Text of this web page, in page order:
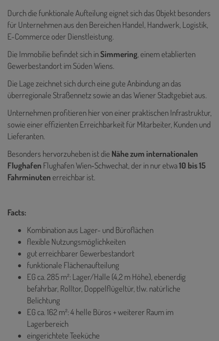
Durch die funktionale Aufteilung eignet sich das Objekt besonders
für Unternehmen aus den Bereichen Handel, Handwerk, Logistik,
E-Commerce oder Dienstleistung.
Die Immobilie befindet sich inSimmering, einem etablierten
Gewerbestandort im Süden Wiens.
Die Lage zeichnet sich durch eine gute Anbindung an das
überregionale Straßennetz sowie an das Wiener Stadtgebiet aus.
Unternehmen profitieren hier von einer praktischen Infrastruktur,
sowie einer effizienten Erreichbarkeit für Mitarbeiter, Kunden und
Lieferanten.
Besonders hervorzuheben ist die Nähe zum internationalen
Flughafen Flughafen Wien‑Schwechat, der in nur etwa10 bis 15
Fahrminuten erreichbar ist.
Facts:
Kombination aus Lager- und Büroflächen
flexible Nutzungsmöglichkeiten
gut erreichbarer Gewerbestandort
funktionale Flächenaufteilung
EG ca. 285 m²: Lager/Halle (4,2 m Höhe), ebenerdig
befahrbar, Rolltor, Doppelflügeltür, tlw. natürliche
Belichtung
EG ca. 162 m²: 4 helle Büros + weiterer Raum im
Lagerbereich
eingerichtete Teeküche